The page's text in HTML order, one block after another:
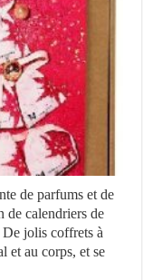
de parfums et de
de calendriers de
jolis coffrets à
et au corps, et se